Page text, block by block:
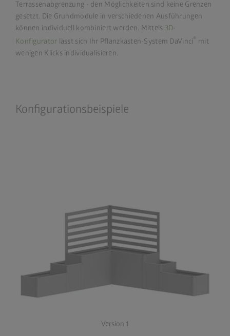
Terrassenabgrenzung - den Möglichkeiten sind keine Grenzen
gesetzt. Die Grundmodule in verschiedenen Ausführungen
können individuell kombiniert werden. Mittels 3D-
Konfigurator lässt sich Ihr Pflanzkasten-System DaVinci ® mit
wenigen Klicks individualisieren.
Konfigurationsbeispiele
Version 1